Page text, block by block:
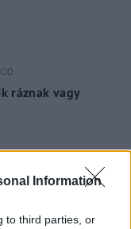
Information
to third parties, or
ráznak vagy
a magyarok